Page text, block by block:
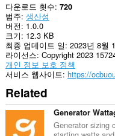
다운로드 횟수 720
범주 생산성
버전 1.0.0
크기 12.3 KB
최종 업데이트 일 2023년 8월
라이선스 Copyright 2023
개인 정보 보호 정책
서비스 웹사이트 https://
Related
Generator
Generator sizing